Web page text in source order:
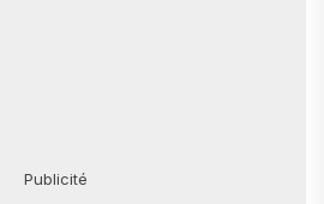
Publicité